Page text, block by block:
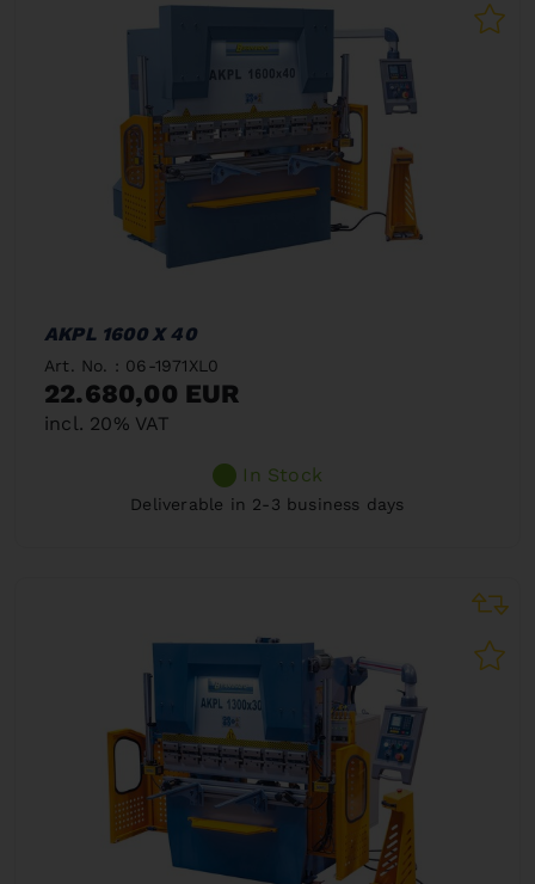
AKPL 1600 X 40
Art. No. : 06-1971XL0
22.680,00 EUR
incl. 20% VAT
In Stock
Deliverable in 2-3 business days